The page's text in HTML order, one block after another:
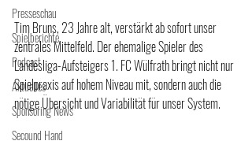
Presseschau
Spielberichte
Podcast
Aktuelles
Sponsoring News
Secound Hand
Tim Bruns, 23 Jahre alt, verstärkt ab sofort unser
zentrales Mittelfeld. Der ehemalige Spieler des
Landesliga-Aufsteigers 1. FC Wülfrath bringt nicht nur
Spielpraxis auf hohem Niveau mit, sondern auch die
nötige Übersicht und Variabilität für unser System.